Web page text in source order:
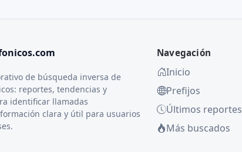
de búsqueda inversa de
reportes, tendencias y
identificar llamadas
clara y útil para usuarios
Navegación
Inicio
Prefijos
Últimos reportes
Más buscados